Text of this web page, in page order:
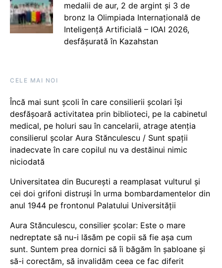
medalii de aur, 2 de argint și 3 de
bronz la Olimpiada Internațională de
Inteligență Artificială – IOAI 2026,
desfășurată în Kazahstan
CELE MAI NOI
Încă mai sunt școli în care consilierii școlari își
desfășoară activitatea prin biblioteci, pe la cabinetul
medical, pe holuri sau în cancelarii, atrage atenția
consilierul școlar Aura Stănculescu / Sunt spații
inadecvate în care copilul nu va destăinui nimic
niciodată
Universitatea din București a reamplasat vulturul și
cei doi grifoni distruși în urma bombardamentelor din
anul 1944 pe frontonul Palatului Universității
Aura Stănculescu, consilier școlar: Este o mare
nedreptate să nu-i lăsăm pe copii să fie așa cum
sunt. Suntem prea dornici să îi băgăm în șabloane și
să-i corectăm, să invalidăm ceea ce fac diferit